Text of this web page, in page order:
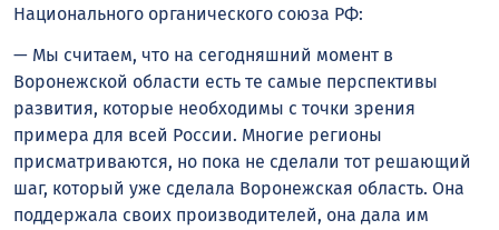
Национального органического союза РФ:
— Мы считаем, что на сегодняшний момент в
Воронежской области есть те самые перспективы
развития, которые необходимы с точки зрения
примера для всей России. Многие регионы
присматриваются, но пока не сделали тот решающий
шаг, который уже сделала Воронежская область. Она
поддержала своих производителей, она дала им